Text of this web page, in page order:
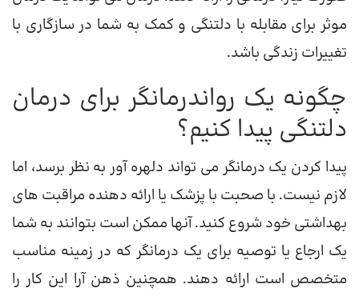
موثر برای مقابله با دلتنگی و کمک به شما در سازگاری با
تغییرات زندگی باشد.
چگونه یک رواندرمانگر برای درمان
دلتنگی پیدا کنیم؟
پیدا کردن یک درمانگر می تواند دلهره آور به نظر برسد، اما
لازم نیست. با صحبت با پزشک یا ارائه دهنده مراقبت های
بهداشتی خود شروع کنید. آنها ممکن است بتوانند به شما
یک ارجاع یا توصیه برای یک درمانگر که در زمینه مناسب
متخصص است ارائه دهند. همچنین ذهن آرا این کار را